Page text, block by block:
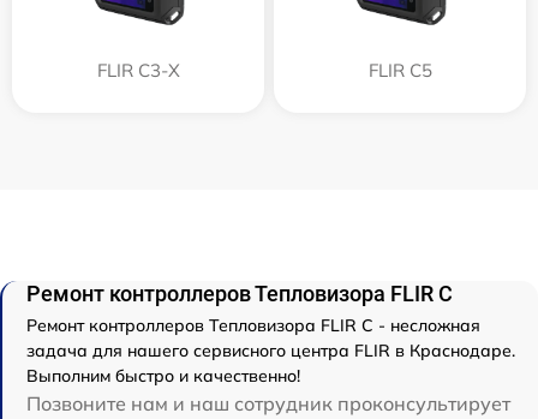
FLIR С3-Х FLIR С5
Ремонт контроллеров Тепловизора FLIR C
Ремонт контроллеров Тепловизора FLIR C - несложная
задача для нашего сервисного центра FLIR в Краснодаре.
Выполним быстро и качественно!
Позвоните нам и наш сотрудник проконсультирует